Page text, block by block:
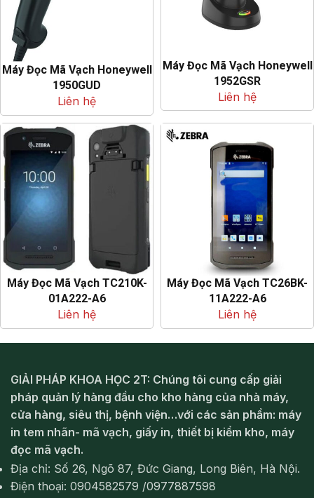
Máy Đọc Mã Vạch Honeywell
1950GUD
Liên hệ
Máy Đọc Mã Vạch Honeywell
1952GSR
Liên hệ
Máy Đọc Mã Vạch TC210K-
01A222-A6
Liên hệ
Máy Đọc Mã Vạch TC26BK-
11A222-A6
Liên hệ
GIẢI PHÁP KHOA HỌC 2T: Chúng tôi cung cấp giải
pháp quản lý hàng đầu cho kho hàng của nhà máy,
cửa hàng, siêu thị, bệnh viện…với các sản phẩm: máy
in tem nhãn- mã vạch, giấy in, thiết bị kiểm kho, máy
đọc mã vạch.
Địa chỉ: Số 26, Ngõ 87, Đức Giang, Long Biên, Hà Nội.
Điện thoại: 0904582579 /0977887598